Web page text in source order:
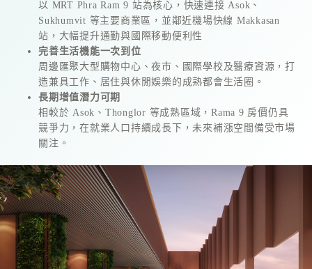
以 MRT Phra Ram 9 站為核心，快速連接 Asok、
Sukhumvit 等主要商業區，並鄰近機場快線 Makkasan
站，大幅提升通勤與國際移動便利性
完善生活機能一次到位
周邊匯聚大型購物中心、夜市、國際學校及醫療資源，打
造兼具工作、居住與休閒娛樂的成熟都會生活圈。
長期增值潛力可期
相較於 Asok、Thonglor 等成熟區域，Rama 9 房價仍具
競爭力，在就業人口持續成長下，未來補漲空間備受市場
關注。